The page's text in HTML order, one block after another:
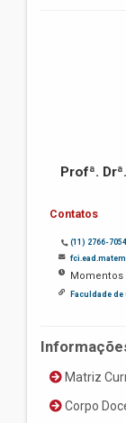
Profª.
Contatos
(11) 2766-7054
Momentos
Faculdade
Matriz
Corpo